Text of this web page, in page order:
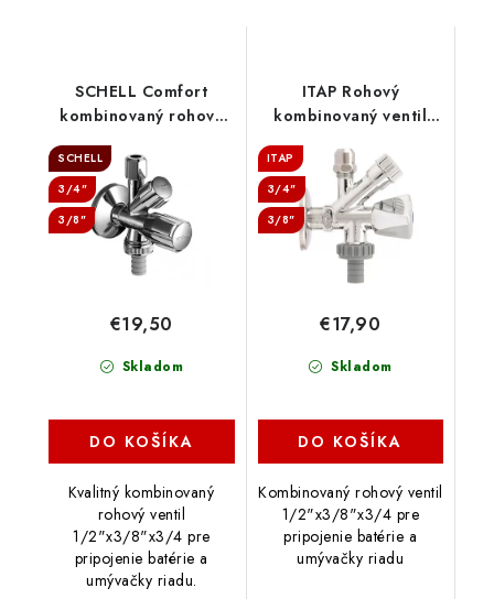
SCHELL Comfort
kombinovaný rohový
ventil, 035510699
SCHELL
3/4"
3/8"
Skladom
€19,50
DO KOŠÍKA
Kvalitný kombinovaný
rohový ventil
1/2"x3/8"x3/4 pre
pripojenie batérie a
umývačky riadu.
ITAP Rohový
kombinovaný ventil
1/2"x3/8"x 3/4"
ITAP
3/4"
3/8"
Skladom
€17,90
DO KOŠÍKA
Kombinovaný rohový ventil
1/2"x3/8"x3/4 pre
pripojenie batérie a
umývačky riadu